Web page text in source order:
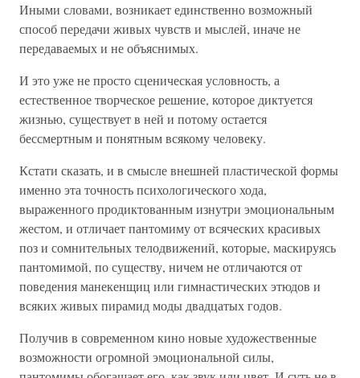
Иными словами, возникает единственно возможный
способ передачи живых чувств и мыслей, иначе не
передаваемых и не объяснимых.
И это уже не просто сценическая условность, а
естественное творческое решение, которое диктуется
жизнью, существует в ней и потому остается
бессмертным и понятным всякому человеку.
Кстати сказать, и в смысле внешней пластической формы
именно эта точность психологического хода,
выраженного продиктованным изнутри эмоциональным
жестом, и отличает пантомиму от всяческих красивых
поз и сомнительных телодвижений, которые, маскируясь
пантомимой, по существу, ничем не отличаются от
поведения манекенщиц или гимнастических этюдов и
всяких живых пирамид моды двадцатых годов.
Получив в современном кино новые художественные
возможности огромной эмоциональной силы,